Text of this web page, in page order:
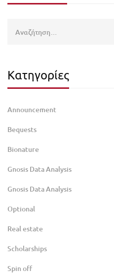
Κατηγορίες
Announcement
Bequests
Bionature
Gnosis Data Analysis
Gnosis Data Analysis
Optional
Real estate
Scholarships
Spin off